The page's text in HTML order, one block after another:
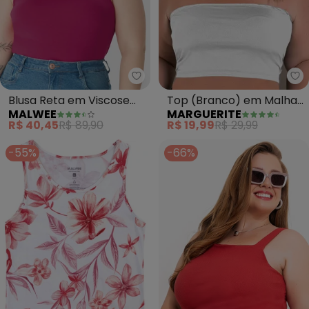
Malwee - Blusa Reta em
Blusa Reta em Viscose
Plus(Fúcsia)
MALWEE
R$ 40,45R$ 89,90
Top (Branco) em Malha
Fria
MARGUERITE
R$ 19,99R$ 29,99
-55%
-66%